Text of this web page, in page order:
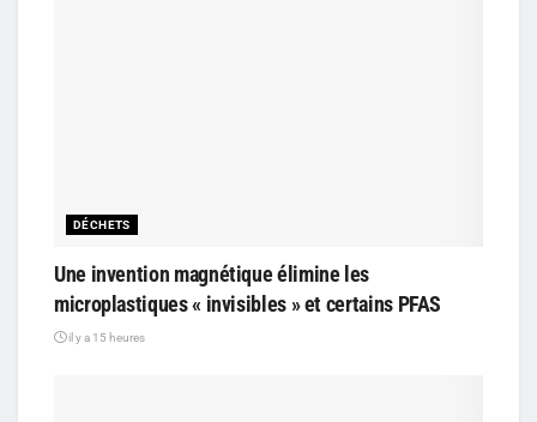
DÉCHETS
Une invention magnétique élimine les
microplastiques « invisibles » et certains PFAS
il y a 15 heures